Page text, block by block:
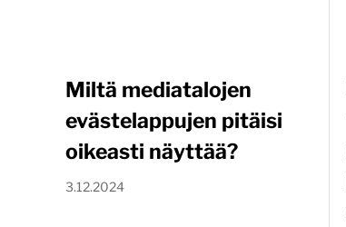
Miltä mediatalojen
evästelappujen pitäisi
oikeasti näyttää?
3.12.2024